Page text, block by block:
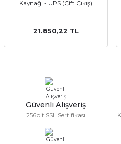
Kaynağı - UPS (Çift Çıkış)
21.850,22 TL
Güvenli Alışveriş
256bit SSL Sertifikası